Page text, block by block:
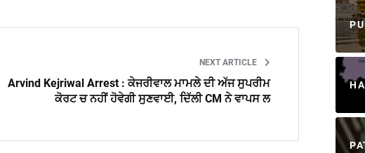
NEXT ARTICLE
Arvind Kejriwal Arrest : ਕੇਜਰੀਵਾਲ ਮਾਮਲੇ ਦੀ ਅੱਜ ਸੁਪਰੀਮ
ਕੋਰਟ ਚ ਨਹੀਂ ਹੋਵੇਗੀ ਸੁਣਵਾਈ, ਦਿੱਲੀ CM ਨੇ ਵਾਪਸ ਲ